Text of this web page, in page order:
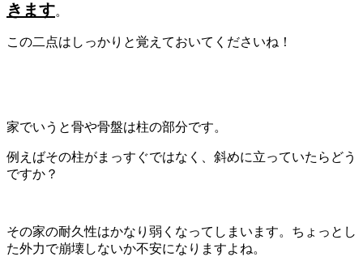
きます。
この二点はしっかりと覚えておいてくださいね！
家でいうと骨や骨盤は柱の部分です。
例えばその柱がまっすぐではなく、斜めに立っていたらどう
ですか？
その家の耐久性はかなり弱くなってしまいます。ちょっとし
た外力で崩壊しないか不安になりますよね。